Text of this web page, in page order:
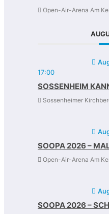
Open-Air-Arena Am
17:00
SOSSENHEIM
Sossenheimer
SOOPA 2026 –
Open-Air-Arena Am
SOOPA 2026 –